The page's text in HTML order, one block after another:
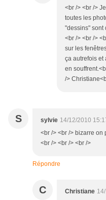
<br /> <br />
toutes les
"dessins" sont
<br /> <br />
sur les
ça autrefois et
en
/>
S sylvie 14/12/2010
<br /> <br /> bizarre on
<br /> <br /> <br />
Répondre
C Christiane